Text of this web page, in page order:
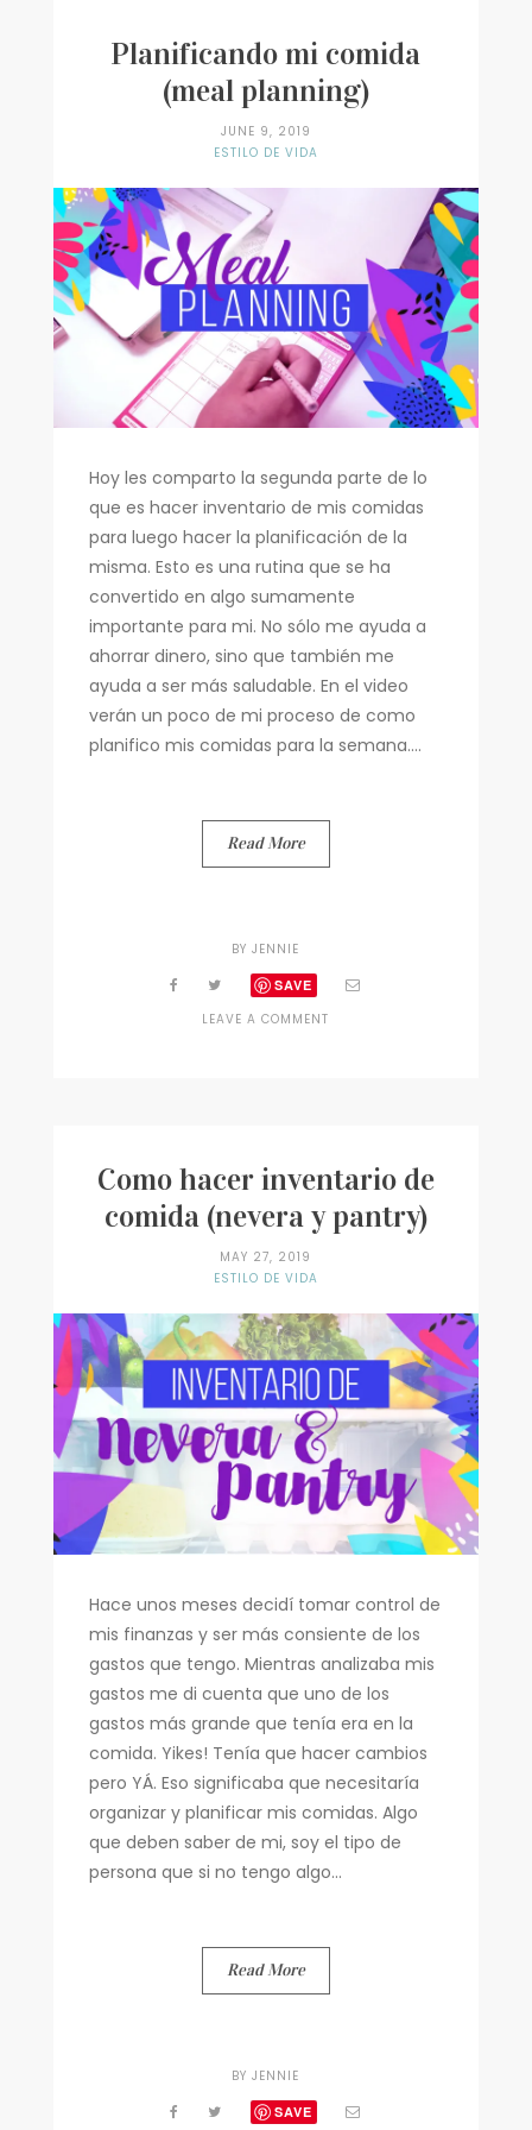
Encontrando Fe
Planificando mi comida
(meal planning)
JUNE 9, 2019
ESTILO DE VIDA
Hoy les comparto la segunda parte de lo
que es hacer inventario de mis comidas
para luego hacer la planificación de la
misma. Esto es una rutina que se ha
convertido en algo sumamente
importante para mi. No sólo me ayuda a
ahorrar dinero, sino que también me
ayuda a ser más saludable. En el video
verán un poco de mi proceso de como
planifico mis comidas para la semana....
Read More
BYJENNIE
SAVE
LEAVE A COMMENT
Como hacer inventario de
comida (nevera y pantry)
MAY 27, 2019
ESTILO DE VIDA
Hace unos meses decidí tomar control de
mis finanzas y ser más consiente de los
gastos que tengo. Mientras analizaba mis
gastos me di cuenta que uno de los
gastos más grande que tenía era en la
comida. Yikes! Tenía que hacer cambios
pero YÁ. Eso significaba que necesitaría
organizar y planificar mis comidas. Algo
que deben saber de mi, soy el tipo de
persona que si no tengo algo...
Read More
BYJENNIE
SAVE